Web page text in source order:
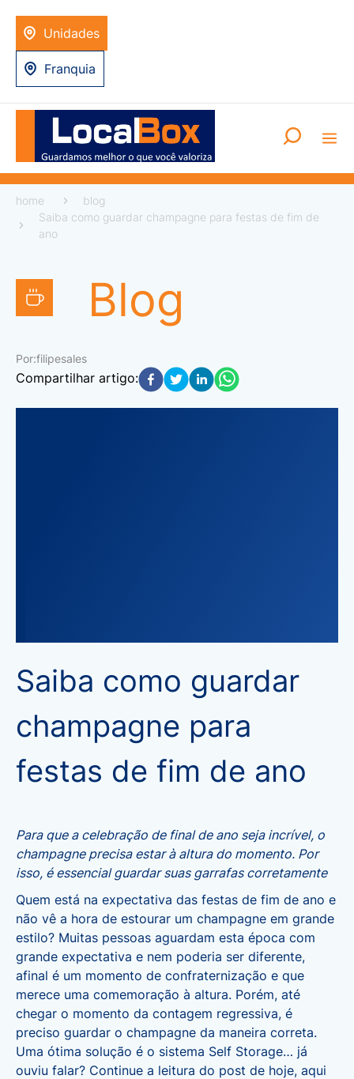
Unidades
Franquia
home
blog
Saiba como guardar champagne para festas de fim de
ano
Blog
Por:filipesales
Compartilhar artigo:
Saiba como guardar
champagne para
festas de fim de ano
Para que a celebração de final de ano seja incrível, o
champagne precisa estar à altura do momento. Por
isso, é essencial guardar suas garrafas corretamente
Quem está na expectativa das festas de fim de ano e
não vê a hora de estourar um champagne em grande
estilo? Muitas pessoas aguardam esta época com
grande expectativa e nem poderia ser diferente,
afinal é um momento de confraternização e que
merece uma comemoração à altura. Porém, até
chegar o momento da contagem regressiva, é
preciso guardar o champagne da maneira correta.
Uma ótima solução é o sistema Self Storage… já
ouviu falar? Continue a leitura do post de hoje, aqui